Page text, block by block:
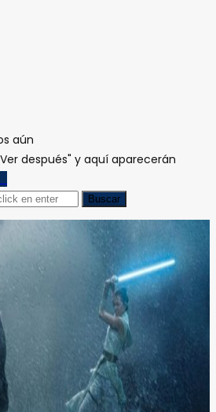
aún
después" y aquí aparecerán